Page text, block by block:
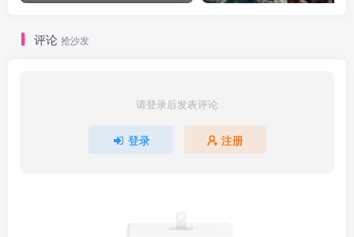
评论 抢沙发
请登录后发表评论
登录 注册